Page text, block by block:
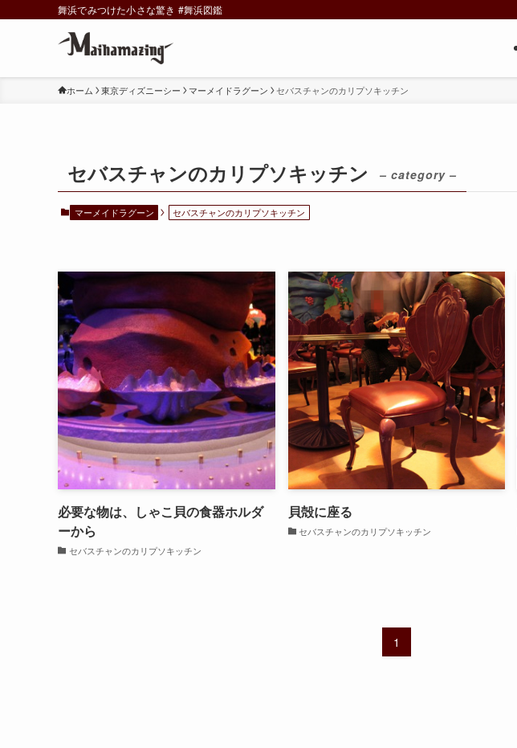
舞浜でみつけた小さな驚き #舞浜図鑑
ホーム 東京ディズニーシー マーメイドラグーン セバスチャンのカリプソキッチン
セバスチャンのカリプソキッチン – category –
マーメイドラグーン セバスチャンのカリプソキッチン
必要な物は、しゃこ貝の食器ホルダ
ーから
セバスチャンのカリプソキッチン
貝殻に座る
セバスチャンのカリプソキッチン
1